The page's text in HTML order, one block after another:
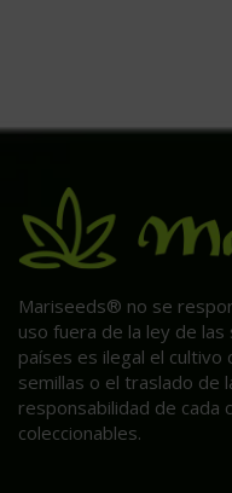
Mariseeds® no se
uso fuera de la ley de
países es ilegal el cultivo
semillas o el traslado de
responsabilidad de cada
coleccionables.